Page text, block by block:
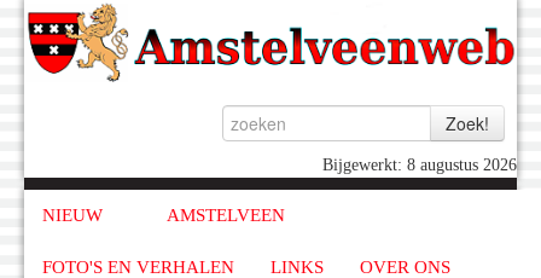
Bijgewerkt: 8 augustus 2026
NIEUW AMSTELVEEN
FOTO'S EN VERHALEN LINKS OVER ONS